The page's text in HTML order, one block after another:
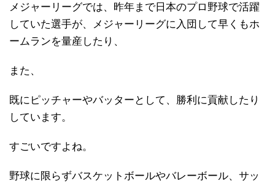
メジャーリーグでは、昨年まで日本のプロ野球で活躍
していた選手が、メジャーリーグに入団して早くもホ
ームランを量産したり、
また、
既にピッチャーやバッターとして、勝利に貢献したり
しています。
すごいですよね。
野球に限らずバスケットボールやバレーボール、サッ